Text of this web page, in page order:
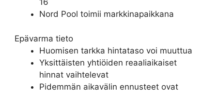
16
Nord Pool toimii markkinapaikkana
Epävarma tieto
Huomisen tarkka hintataso voi muuttua
Yksittäisten yhtiöiden reaaliaikaiset
hinnat vaihtelevat
Pidemmän aikavälin ennusteet ovat